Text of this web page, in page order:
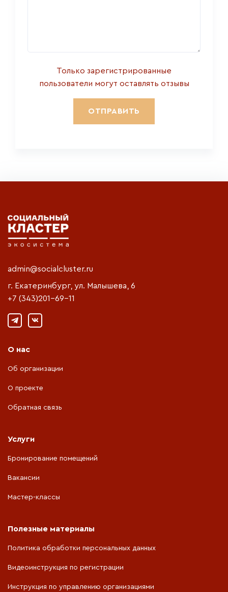
Только зарегистрированные
пользователи могут оставлять отзывы
admin@socialcluster.ru
г. Екатеринбург, ул. Малышева, 6
+7 (343)201-69-11
О нас
Об организации
О проекте
Обратная связь
Услуги
Бронирование помещений
Вакансии
Мастер-классы
Полезные материалы
Политика обработки персональных данных
Видеоинструкция по регистрации
Инструкция по управлению организациями